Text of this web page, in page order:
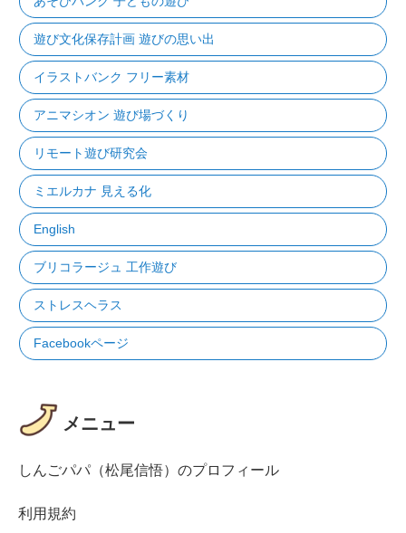
遊び文化保存計画 遊びの思い出
イラストバンク フリー素材
アニマシオン 遊び場づくり
リモート遊び研究会
ミエルカナ 見える化
English
ブリコラージュ 工作遊び
ストレスヘラス
Facebookページ
メニュー
しんごパパ（松尾信悟）のプロフィール
利用規約